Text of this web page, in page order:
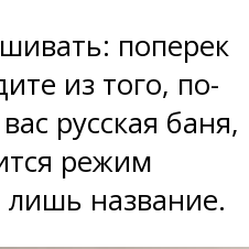
поперек
из того, по-
русская баня,
режим
лишь название.